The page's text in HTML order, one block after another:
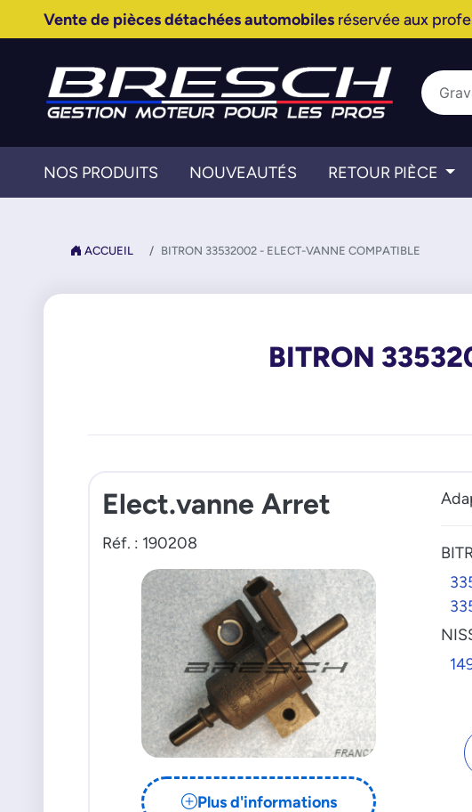
Vente de pièces détachées automobilesréservée aux
NOS PRODUITS NOUVEAUTÉS RETOUR PIÈCE
ACCUEIL BITRON 33532002 - ELECT-VANNE COMPATIBLE
BITRON
Elect.vanne Arret
Réf. : 190208
Plus d'informations